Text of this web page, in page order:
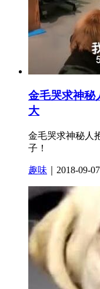
金毛哭求神秘
大
金毛哭求神秘人
子！
趣味 ｜2018-09-